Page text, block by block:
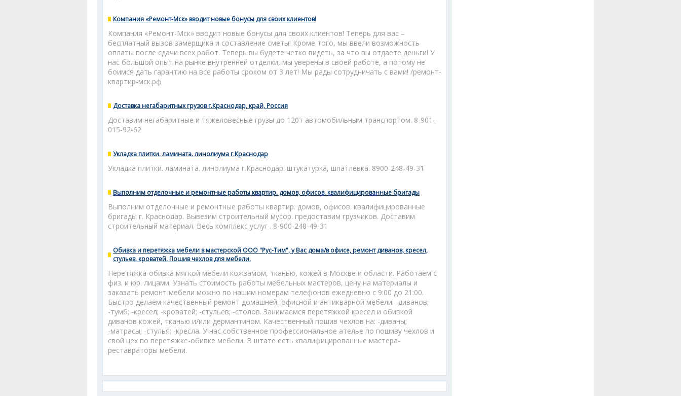
Компания «Ремонт-Мск» вводит новые бонусы для своих клиентов!
Компания «Ремонт-Мск» вводит новые бонусы для своих клиентов! Теперь для вас –
бесплатный вызов замерщика и составление сметы! Кроме того, мы ввели возможность
оплаты после сдачи всех работ. Теперь вы будете четко видеть, за что вы отдаете деньги! У
нас большой опыт на рынке внутренней отделки, мы уверены в своей работе, а потому не
боимся дать гарантию на все работы сроком от 3 лет! Мы рады сотрудничать с вами! /ремонт-
квартир-мск.рф
Доставка негабаритных грузов г.Краснодар, край, Россия
Доставим негабаритные и тяжеловесные грузы до 120т автомобильным транспортом. 8-901-
015-92-62
Укладка плитки. ламината. линолиума г.Краснодар
Укладка плитки. ламината. линолиума г.Краснодар. штукатурка, шпатлевка. 8900-248-49-31
Выполним отделочные и ремонтные работы квартир. домов, офисов. квалифицированные бригады
Выполним отделочные и ремонтные работы квартир. домов, офисов. квалифицированные
бригады г. Краснодар. Вывезим строительный мусор. предоставим грузчиков. Доставим
строительный материал. Весь комплекс услуг . 8-900-248-49-31
Обивка и перетяжка мебели в мастерской ООО "Рус-Тим", у Вас дома/в офисе, ремонт диванов, кресел,
стульев, кроватей. Пошив чехлов для мебели.
Перетяжка-обивка мягкой мебели кожзамом, тканью, кожей в Москве и области. Работаем с
физ. и юр. лицами. Узнать стоимость работы мебельных мастеров, цену на материалы и
заказать ремонт мебели можно по нашим номерам телефонов ежедневно с 9:00 до 21:00.
Быстро делаем качественный ремонт домашней, офисной и антикварной мебели: -диванов;
-тумб; -кресел; -кроватей; -стульев; -столов. Занимаемся перетяжкой кресел и обивкой
диванов кожей, тканью и/или дермантином. Качественный пошив чехлов на: -диваны;
-матрасы; -стулья; -кресла. У нас собственное профессиональное ателье по пошиву чехлов и
свой цех по перетяжке-обивке мебели. В штате есть квалифицированные мастера-
реставраторы мебели.